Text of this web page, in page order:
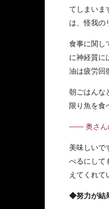
てしまいま
は、怪我の
食事に関し
に神経質に
油は疲労回
朝ごはんな
限り魚を食
—— 奥さん
美味しいで
べるにして
えてくれて
◆努力が結